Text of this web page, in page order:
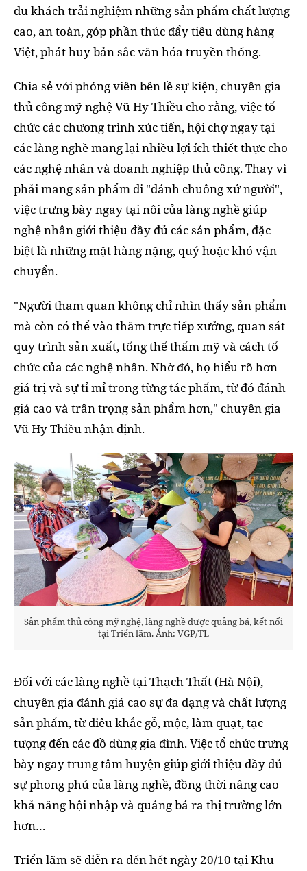
du khách trải nghiệm những sản phẩm chất lượng
cao, an toàn, góp phần thúc đẩy tiêu dùng hàng
Việt, phát huy bản sắc văn hóa truyền thống.
Chia sẻ với phóng viên bên lề sự kiện, chuyên gia
thủ công mỹ nghệ Vũ Hy Thiều cho rằng, việc tổ
chức các chương trình xúc tiến, hội chợ ngay tại
các làng nghề mang lại nhiều lợi ích thiết thực cho
các nghệ nhân và doanh nghiệp thủ công. Thay vì
phải mang sản phẩm đi "đánh chuông xứ người",
việc trưng bày ngay tại nôi của làng nghề giúp
nghệ nhân giới thiệu đầy đủ các sản phẩm, đặc
biệt là những mặt hàng nặng, quý hoặc khó vận
chuyển.
"Người tham quan không chỉ nhìn thấy sản phẩm
mà còn có thể vào thăm trực tiếp xưởng, quan sát
quy trình sản xuất, tổng thể thẩm mỹ và cách tổ
chức của các nghệ nhân. Nhờ đó, họ hiểu rõ hơn
giá trị và sự tỉ mỉ trong từng tác phẩm, từ đó đánh
giá cao và trân trọng sản phẩm hơn," chuyên gia
Vũ Hy Thiều nhận định.
Sản phẩm thủ công mỹ nghệ, làng nghề được quảng bá, kết nối
tại Triển lãm. Ảnh: VGP/TL
Đối với các làng nghề tại Thạch Thất (Hà Nội),
chuyên gia đánh giá cao sự đa dạng và chất lượng
sản phẩm, từ điêu khắc gỗ, mộc, làm quạt, tạc
tượng đến các đồ dùng gia đình. Việc tổ chức trưng
bày ngay trung tâm huyện giúp giới thiệu đầy đủ
sự phong phú của làng nghề, đồng thời nâng cao
khả năng hội nhập và quảng bá ra thị trường lớn
hơn…
Triển lãm sẽ diễn ra đến hết ngày 20/10 tại Khu